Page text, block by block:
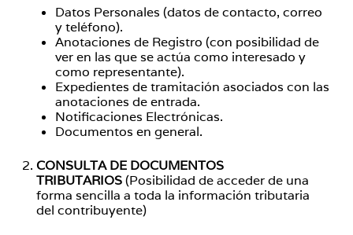
Datos Personales (datos de contacto, correo
y teléfono).
Anotaciones de Registro (con posibilidad de
ver en las que se actúa como interesado y
como representante).
Expedientes de tramitación asociados con las
anotaciones de entrada.
Notificaciones Electrónicas.
Documentos en general.
CONSULTA DE DOCUMENTOS
TRIBUTARIOS(Posibilidad de acceder de una
forma sencilla a toda la información tributaria
del contribuyente)